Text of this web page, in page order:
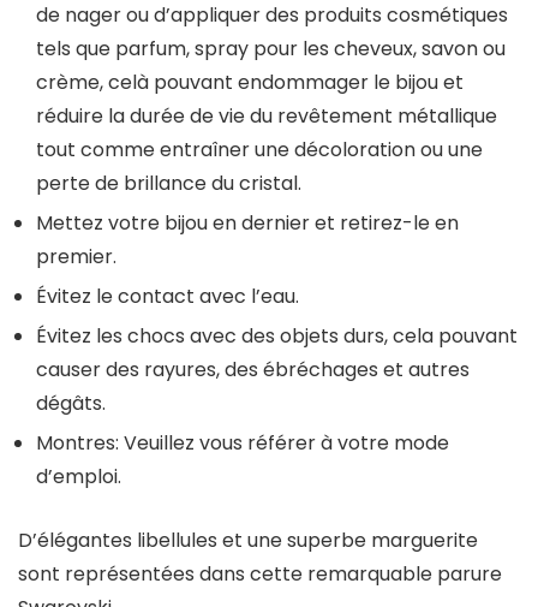
de nager ou d’appliquer des produits cosmétiques
tels que parfum, spray pour les cheveux, savon ou
crème, celà pouvant endommager le bijou et
réduire la durée de vie du revêtement métallique
tout comme entraîner une décoloration ou une
perte de brillance du cristal.
Mettez votre bijou en dernier et retirez-le en
premier.
Évitez le contact avec l’eau.
Évitez les chocs avec des objets durs, cela pouvant
causer des rayures, des ébréchages et autres
dégâts.
Montres: Veuillez vous référer à votre mode
d’emploi.
D’élégantes libellules et une superbe marguerite
sont représentées dans cette remarquable parure